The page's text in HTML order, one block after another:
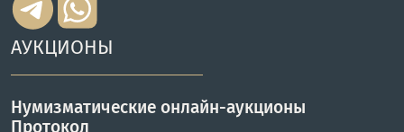
АУКЦИОНЫ
Нумизматические онлайн-аукционы
Протокол